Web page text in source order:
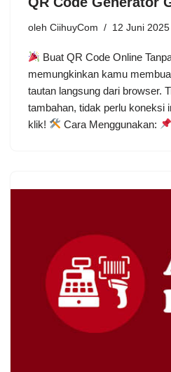
oleh CiihuyCom 12 Juni 2025
Buat QR Code Online
memungkinkan kamu
tautan langsung dari browser.
tambahan, tidak perlu koneksi
klik!
Cara Menggunakan: